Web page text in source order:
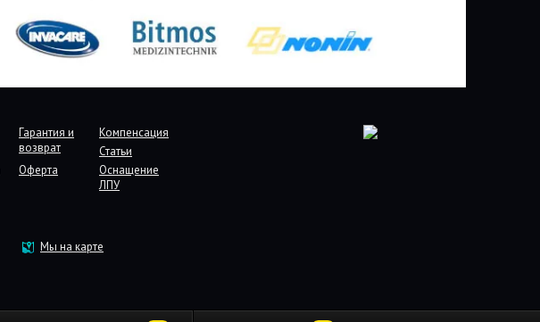
Гарантия и
возврат
Компенсация
Статьи
Оферта
Оснащение
ЛПУ
Мы на карте